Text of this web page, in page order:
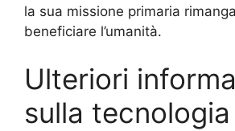
la sua missione primaria
beneficiare l’umanità.
Ulteriori
sulla tecnologia